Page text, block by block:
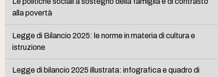
alla povertà
Legge di Bilancio 2025: le norme in materia di cultura e
istruzione
Legge di bilancio 2025 illustrata: infografica e quadro di